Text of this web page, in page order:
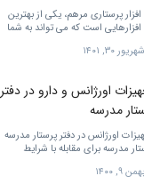
افزار پرستاری مرهم، یکی از بهترین
افزارهایی است که می تواند به شما
رشته پرستاری خدمات
را ارائه کند. برای بهتر شدن.شهریور ۳۰, ۱۴۰۱
اورژانس و دارو در دفتر
مدرسه
اورژانس در دفتر پرستار مدرسه
مدرسه برای مقابله با شرایط
در مدرسه به تجهیزات زیادی
دارد. […]بهمن ۹, ۱۴۰۰